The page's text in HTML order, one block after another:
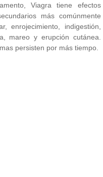
Viagra tiene efectos
más comúnmente
enrojecimiento, indigestión,
mareo y erupción cutánea.
persisten por más tiempo.